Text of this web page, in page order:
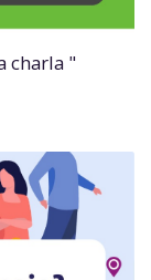
charla "